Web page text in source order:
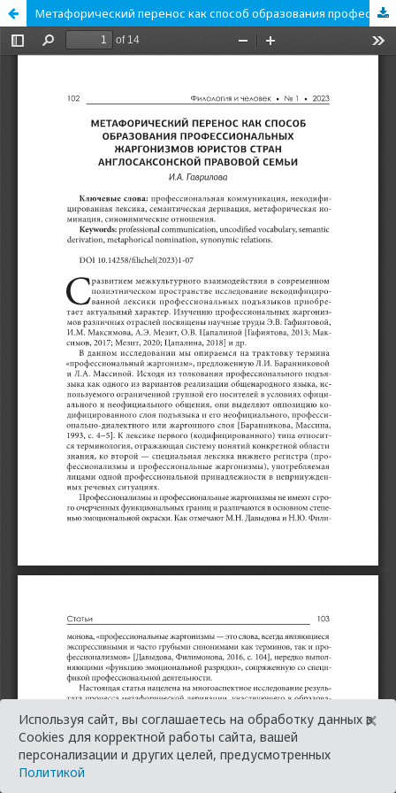
Метафорический перенос как способ образования профессиональных жаргонизмов юристов стран англосаксонской правовой семьи
Используя сайт, вы соглашаетесь на обработку данных в
Cookies для корректной работы сайта, вашей
персонализации и других целей, предусмотренных
Политикой
×